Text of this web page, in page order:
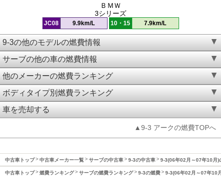
ＢＭＷ
3シリーズ
JC08 9.9km/L 10・15 7.9km/L
9-3の他のモデルの燃費情報
サーブの他の車の燃費情報
他のメーカーの燃費ランキング
ボディタイプ別燃費ランキング
車を売却する
▲9-3 アークの燃費TOPへ
中古車トップ 中古車メーカー一覧 サーブの中古車 9-3の中古車 9-3(06年02月～07年10月)
中古車トップ 燃費ランキング サーブの燃費ランキング 9-3の燃費 9-3(06年02月～07年10